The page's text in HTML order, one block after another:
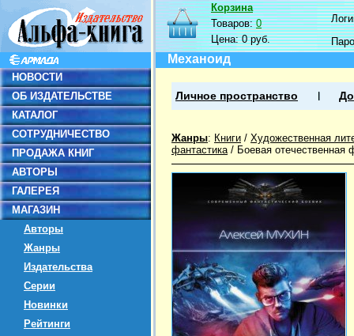
НОВОСТИ
ОБ ИЗДАТЕЛЬСТВЕ
КАТАЛОГ
СОТРУДНИЧЕСТВО
ПРОДАЖА КНИГ
АВТОРЫ
ГАЛЕРЕЯ
МАГАЗИН
Авторы
Жанры
Издательства
Серии
Новинки
Рейтинги
Корзина
Товаров:0
Цена:0 руб.
Механоид
Личное пространство
Жанры: Книги / Художественная
фантастика/ Боевая отечественная